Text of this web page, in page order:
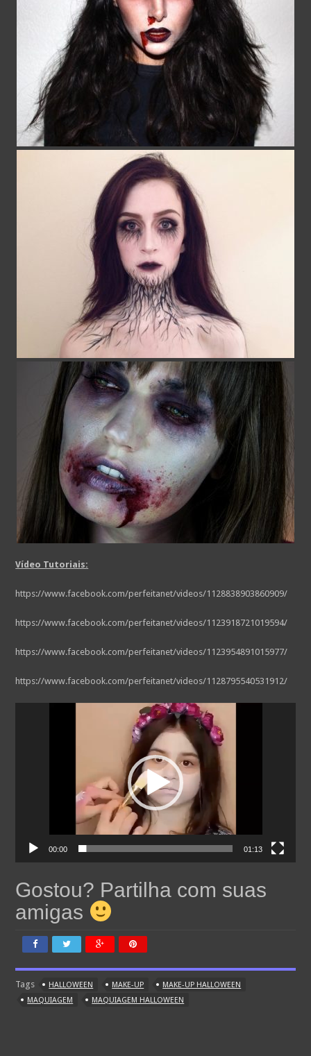
Vídeo Tutoriais:
https://www.facebook.com/perfeitanet/videos/1128838903860909/
https://www.facebook.com/perfeitanet/videos/1123918721019594/
https://www.facebook.com/perfeitanet/videos/1123954891015977/
https://www.facebook.com/perfeitanet/videos/1128795540531912/
00:00 01:13
Gostou? Partilha com suas
amigas
Tags HALLOWEEN MAKE-UP
MAKE-UP HALLOWEEN
MAQUIAGEM
MAQUIAGEM HALLOWEEN